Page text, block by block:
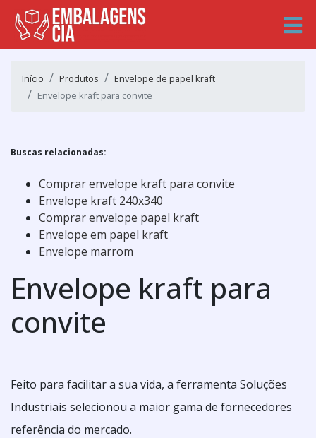
Início Produtos
Envelope de papel kraft
Envelope kraft para convite
Buscas relacionadas:
Comprar envelope kraft para convite
Envelope kraft 240x340
Comprar envelope papel kraft
Envelope em papel kraft
Envelope marrom
Envelope kraft para
convite
Feito para facilitar a sua vida, a ferramenta Soluções
Industriais selecionou a maior gama de fornecedores
referência do mercado.